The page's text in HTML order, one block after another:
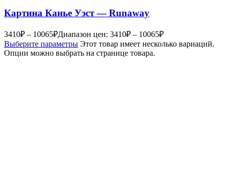
Картина Канье Уэст — Runaway
3410₽ – 10065₽Диапазон цен: 3410₽ – 10065₽
Выберите параметры Этот товар имеет несколько вариаций.
Опции можно выбрать на странице товара.